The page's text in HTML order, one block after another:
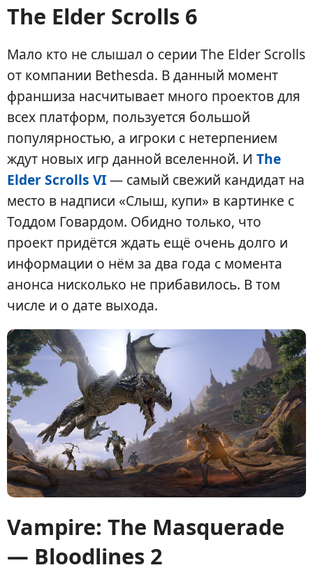
The Elder Scrolls 6
Мало кто не слышал о серии The Elder Scrolls
от компании Bethesda. В данный момент
франшиза насчитывает много проектов для
всех платформ, пользуется большой
популярностью, а игроки с нетерпением
ждут новых игр данной вселенной. И The
Elder Scrolls VI— самый свежий кандидат на
место в надписи «Слыш, купи» в картинке с
Тоддом Говардом. Обидно только, что
проект придётся ждать ещё очень долго и
информации о нём за два года с момента
анонса нисколько не прибавилось. В том
числе и о дате выхода.
Vampire: The Masquerade
— Bloodlines 2